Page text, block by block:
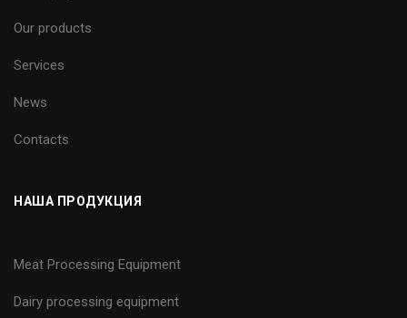
Our products
Services
News
Contacts
НАША ПРОДУКЦИЯ
Meat Processing Equipment
Dairy processing equipment